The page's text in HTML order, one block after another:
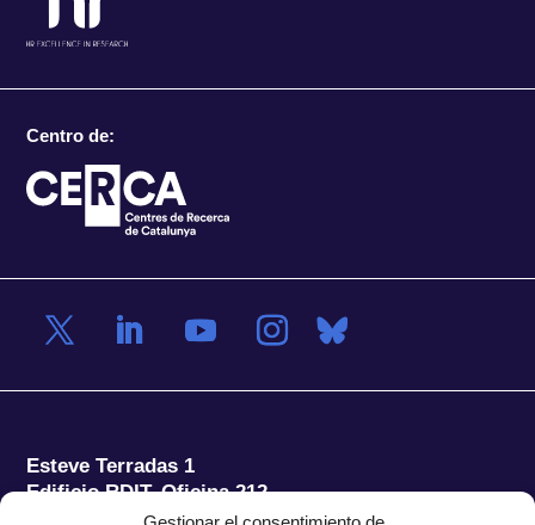
Centro de:
Esteve Terradas 1
Edificio RDIT, Oficina 212